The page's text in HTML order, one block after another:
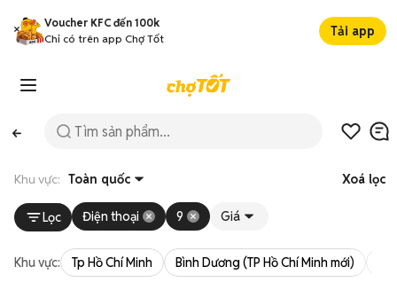
Voucher KFC đến 100k
Chỉ có trên app Chợ Tốt
Tải app
Khu vực: Toàn quốc Xoá lọc
Lọc Điện thoại 9 Giá
Khu vực: Tp Hồ Chí Minh Bình Dương (TP Hồ Chí Minh mới)